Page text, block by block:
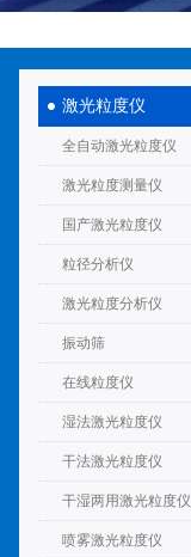
激光粒度仪
全自动激光粒度仪
激光粒度测量仪
国产激光粒度仪
粒径分析仪
激光粒度分析仪
振动筛
在线粒度仪
湿法激光粒度仪
干法激光粒度仪
干湿两用激光粒度仪
喷雾激光粒度仪